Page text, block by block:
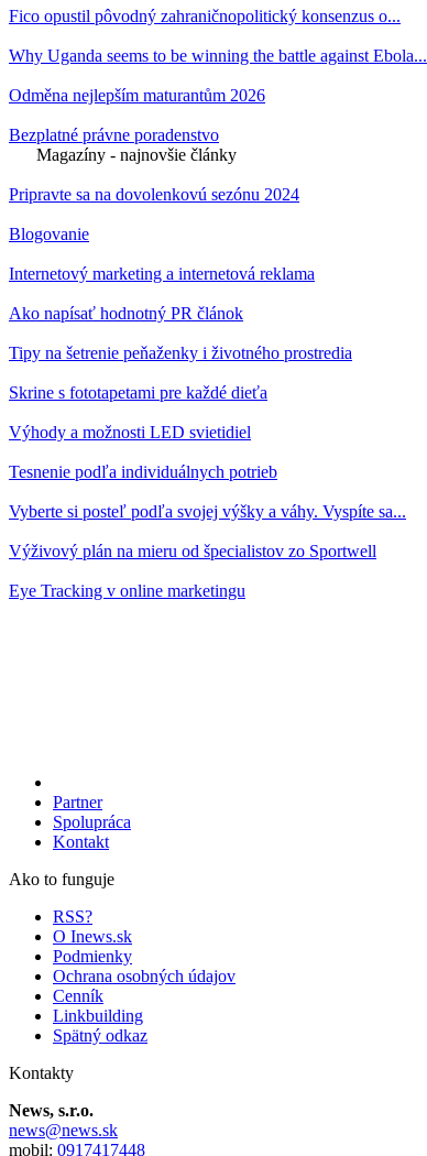
Fico opustil pôvodný zahraničnopolitický konsenzus o...
Why Uganda seems to be winning the battle against Ebola...
Odměna nejlepším maturantům 2026
Bezplatné právne poradenstvo
Magazíny - najnovšie články
Pripravte sa na dovolenkovú sezónu 2024
Blogovanie
Internetový marketing a internetová reklama
Ako napísať hodnotný PR článok
Tipy na šetrenie peňaženky i životného prostredia
Skrine s fototapetami pre každé dieťa
Výhody a možnosti LED svietidiel
Tesnenie podľa individuálnych potrieb
Vyberte si posteľ podľa svojej výšky a váhy. Vyspíte sa...
Výživový plán na mieru od špecialistov zo Sportwell
Eye Tracking v online marketingu
Partner
Spolupráca
Kontakt
Ako to funguje
RSS?
O Inews.sk
Podmienky
Ochrana osobných údajov
Cenník
Linkbuilding
Spätný odkaz
Kontakty
News, s.r.o.
news@news.sk
mobil: 0917417448